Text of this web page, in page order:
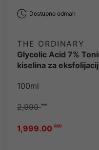
Dostupno odmah
THE ORDINARY
Glycolic Acid 7%
kiselina za
100ml
2,990rsd
1,999.00 RSD